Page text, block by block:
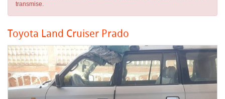
transmise.
Toyota Land Cruiser Prado